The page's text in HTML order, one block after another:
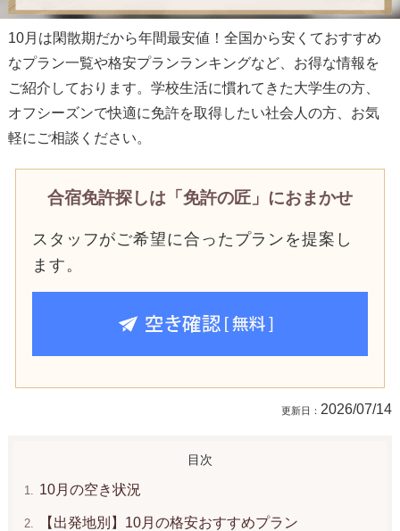
10月は閑散期だから年間最安値！全国から安くておすすめ
なプラン一覧や格安プランランキングなど、お得な情報を
ご紹介しております。学校生活に慣れてきた大学生の方、
オフシーズンで快適に免許を取得したい社会人の方、お気
軽にご相談ください。
合宿免許探しは「免許の匠」におまかせ
スタッフがご希望に合ったプランを提案し
ます。
2026/07/14
10月の空き状況
【出発地別】10月の格安おすすめプラン